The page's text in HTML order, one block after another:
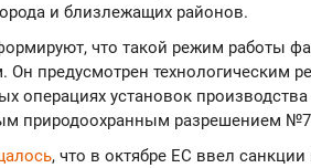
и близлежащих районов.
что такой режим работы
Он предусмотрен технологическим
операциях установок
природоохранным разрешением
, что в октябре ЕС ввел